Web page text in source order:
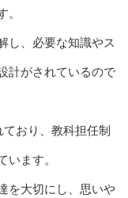
。
し、必要な知識やス
計がされているので
おり、教科担任制
います。
を大切にし、思いや